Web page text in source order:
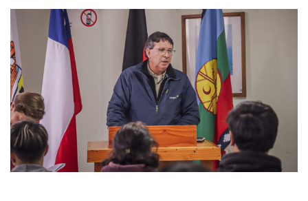
modo claro